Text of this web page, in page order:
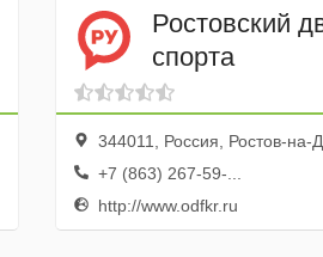
Ростовский
спорта
344011, Россия, Ростов-на-Дону,
+7 (863) 267-59-...
http://www.odfkr.ru